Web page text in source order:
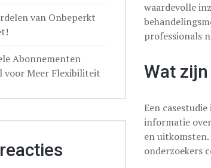
waardevolle
professionals
Wat
Een
informatie
en uitkomsten.
onderzoekers
van Onbeperkt
Abonnementen
voor Meer Flexibiliteit